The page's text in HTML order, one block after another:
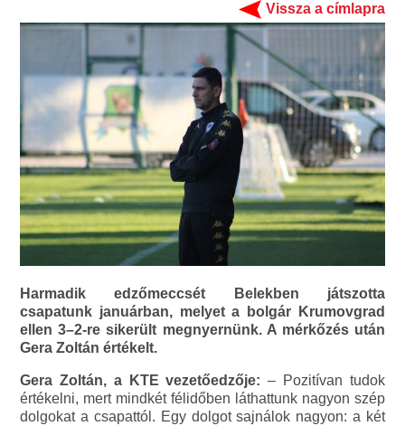
Vissza a címlapra
Harmadik edzőmeccsét Belekben játszotta
csapatunk januárban, melyet a bolgár Krumovgrad
ellen 3–2-re sikerült megnyernünk. A mérkőzés után
Gera Zoltán értékelt.
Gera Zoltán, a KTE vezetőedzője: – Pozitívan tudok
értékelni, mert mindkét félidőben láthattunk nagyon szép
dolgokat a csapattól. Egy dolgot sajnálok nagyon: a két